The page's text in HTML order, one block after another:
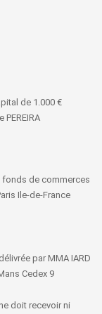
de 1.000 €
PEREIRA
de commerces
Ile-de-France
par MMA IARD
Cedex 9
doit recevoir ni